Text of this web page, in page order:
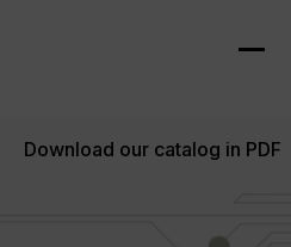
Download our catalog in PDF